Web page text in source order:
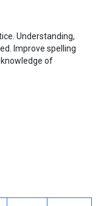
Understanding,
Improve spelling
of